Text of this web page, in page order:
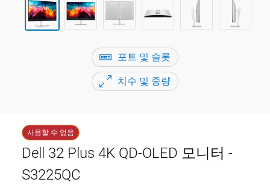
사용할 수 없음
Dell 32 Plus 4K QD-OLED 모니터 -
S3225QC
포트 및 슬롯
치수 및 중량